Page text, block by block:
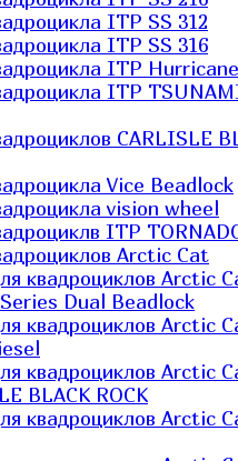
ITP SS 312
ITP SS 316
ITP Hurricane
ITP
CARLISLE
Vice Beadlock
vision wheel
ITP
Arctic Cat
квадроциклов Arctic
Dual Beadlock
квадроциклов Arctic
квадроциклов Arctic
BLACK ROCK
квадроциклов Arctic